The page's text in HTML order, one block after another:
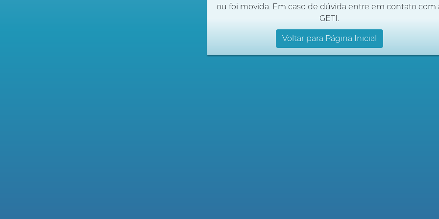
ou foi movida. Em caso de dúvida entre em contato com
GETI.
Voltar para Página Inicial